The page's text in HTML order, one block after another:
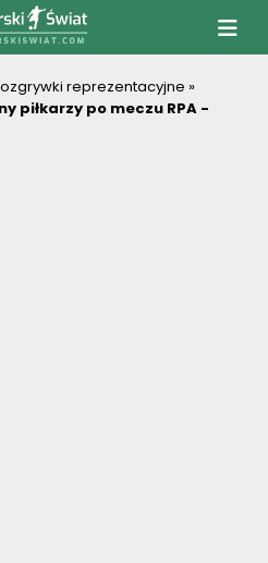
PiłkarskiSwiat.com
reprezentacyjne »
piłkarzy po meczu RPA -